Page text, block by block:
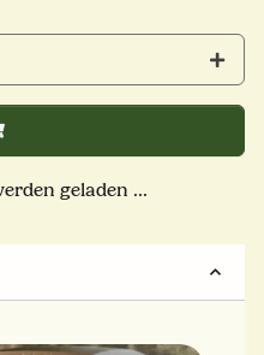
geladen ...